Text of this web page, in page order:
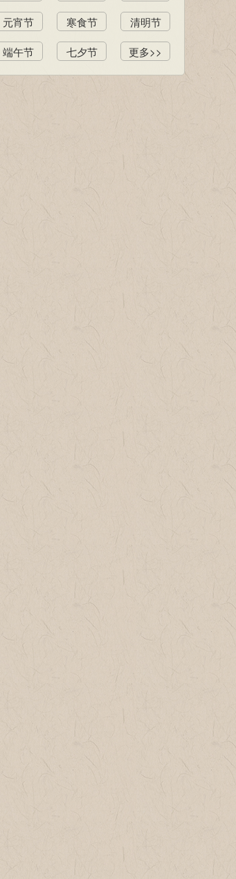
元宵节 寒食节 清明节
端午节 七夕节 更多>>